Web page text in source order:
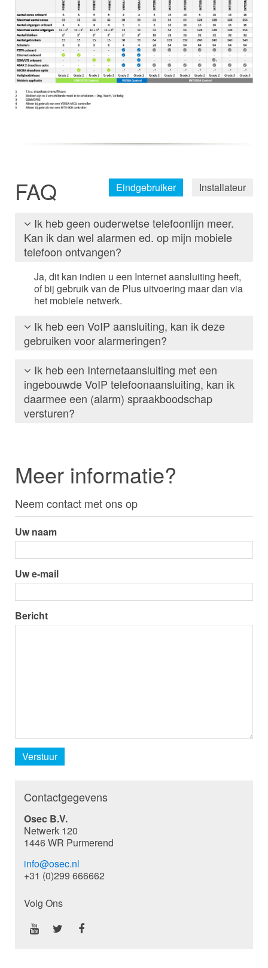
FAQ Installateur
Eindgebruiker
Ik heb geen ouderwetse telefoonlijn meer.
Kan ik dan wel alarmen ed. op mijn mobiele
telefoon ontvangen?
Ja, dit kan indien u een Internet aansluiting heeft,
of bij gebruik van de Plus uitvoering maar dan via
het mobiele netwerk.
Ik heb een VoIP aansluiting, kan ik deze
gebruiken voor alarmeringen?
Ja dit kan, u kunt over de VoIP lijn maximaal 16
spraakboodschappen versturen naar (mobiele)
telefoon. iedere boodschap kan 16 seconde lang
zijn. Alarmmeldingen naar een alarmcentrale
werkt niet betrouwbaar.
Ik heb een Internetaansluiting met een
ingebouwde VoIP telefoonaansluiting, kan ik
daarmee een (alarm) spraakboodschap
versturen?
telefoon kunt versturen.
Meer informatie?
Neem contact met ons op
Uw naam
Uw e-mail
Bericht
Verstuur
Contactgegevens
Osec B.V.
Netwerk 120
1446 WR Purmerend
info@osec.nl
+31 (0)299 666662
Volg Ons